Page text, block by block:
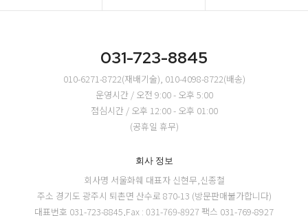
031-723-8845
010-6271-8722(재배기술), 010-4098-8722(배송)
운영시간 / 오전 9:00 - 오후 5:00
점심시간 / 오후 12:00 - 오후 01:00
(공휴일 휴무)
회사 정보
회사명 서울화훼 대표자 신현무,신종철
주소 경기도 광주시 퇴촌면 산수로 870-13 (방문판매불가합니다)
대표번호 031-723-8845,Fax : 031-769-8927 팩스 031-769-8927